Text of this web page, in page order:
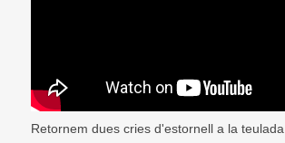
Retornem dues cries d'estornell a la teulada